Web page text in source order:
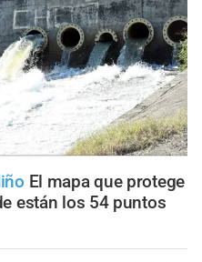
El mapa que protege
están los 54 puntos